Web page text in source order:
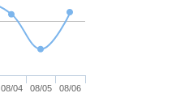
08/04 08/05 08/06